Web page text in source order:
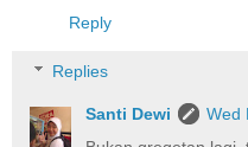
Reply
Replies
Santi Dewi
Wed